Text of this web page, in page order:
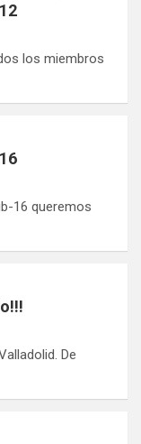
los miembros
16 queremos
De